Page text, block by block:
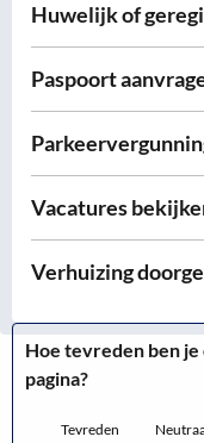
Huwelijk of
Paspoort
Vacatures
Verhuizing
Hoe tevreden ben je
pagina?
Tevreden